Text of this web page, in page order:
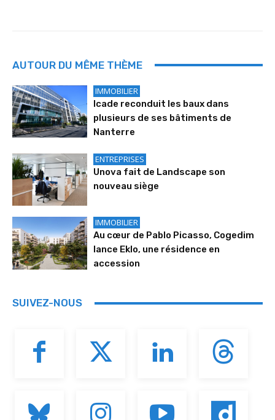
AUTOUR DU MÊME THÈME
IMMOBILIER
Icade reconduit les baux dans
plusieurs de ses bâtiments de
Nanterre
ENTREPRISES
Unova fait de Landscape son
nouveau siège
IMMOBILIER
Au cœur de Pablo Picasso, Cogedim
lance Eklo, une résidence en
accession
SUIVEZ-NOUS